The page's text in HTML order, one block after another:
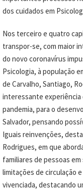
dos cuidados em
Nos terceiro e quatro
transpor-se, com maior
do novo coronavírus
Psicologia, à população
de Carvalho, Santiago,
interessante experiência
pandemia, para o
Salvador, pensando
Iguais reinvenções,
Rodrigues, em que
familiares de pessoas
limitações de circulação
vivenciada, destacando